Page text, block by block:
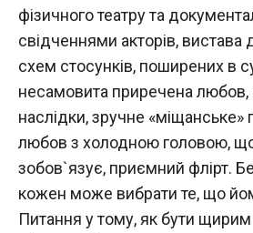
фізичного театру та
свідченнями акторів, вистава
схем стосунків, поширених в
несамовита приречена любов,
наслідки, зручне «міщанське»
любов з холодною головою, що
зобов`язує, приємний флірт.
кожен може вибрати те, що
Питання у тому, як бути щирим